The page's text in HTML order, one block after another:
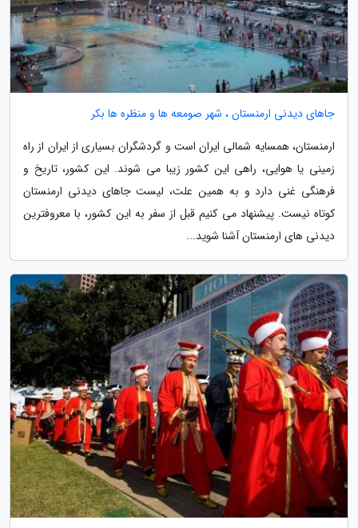
جاهای دیدنی ارمنستان ، شهر صومعه ها و منظره ها بکر
ارمنستان، همسایه شمالی ایران است و گردشگران بسیاری از ایران از راه
زمینی یا هوایی، راهی این کشور زیبا می شوند. این کشور، تاریخ و
فرهنگی غنی دارد و به همین علت، لیست جاهای دیدنی ارمنستان
کوتاه نیست. پیشنهاد می کنیم قبل از سفر به این کشور، با معروفترین
دیدنی های ارمنستان آشنا شوید...